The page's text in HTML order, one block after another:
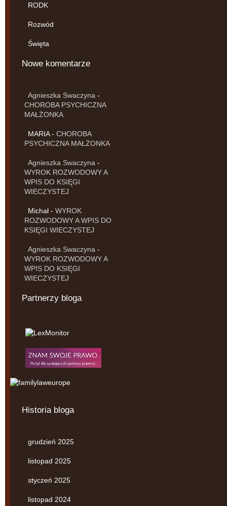
RODK
Rozwód
Święta
Nowe komentarze
Agnieszka Swaczyna -
CHOROBA PSYCHICZNA
MAŁŻONKA
MARIA- CHOROBA
PSYCHICZNA MAŁŻONKA
Agnieszka Swaczyna -
WYROK ROZWODOWY A
WPIS DO KSIĘGI
WIECZYSTEJ
Michał - WYROK
ROZWODOWY A WPIS DO
KSIĘGI WIECZYSTEJ
Agnieszka Swaczyna -
WYROK ROZWODOWY A
WPIS DO KSIĘGI
WIECZYSTEJ
Partnerzy bloga
Historia bloga
grudzień 2025
listopad 2025
styczeń 2025
listopad 2024